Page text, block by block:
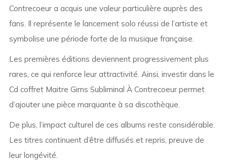
Contrecoeur a acquis une valeur particulière auprès des
fans. Il représente le lancement solo réussi de l’artiste et
symbolise une période forte de la musique française.
Les premières éditions deviennent progressivement plus
rares, ce qui renforce leur attractivité. Ainsi, investir dans le
Cd coffret Maitre Gims Subliminal À Contrecoeur permet
d’ajouter une pièce marquante à sa discothèque.
De plus, l’impact culturel de ces albums reste considérable.
Les titres continuent d’être diffusés et repris, preuve de
leur longévité.